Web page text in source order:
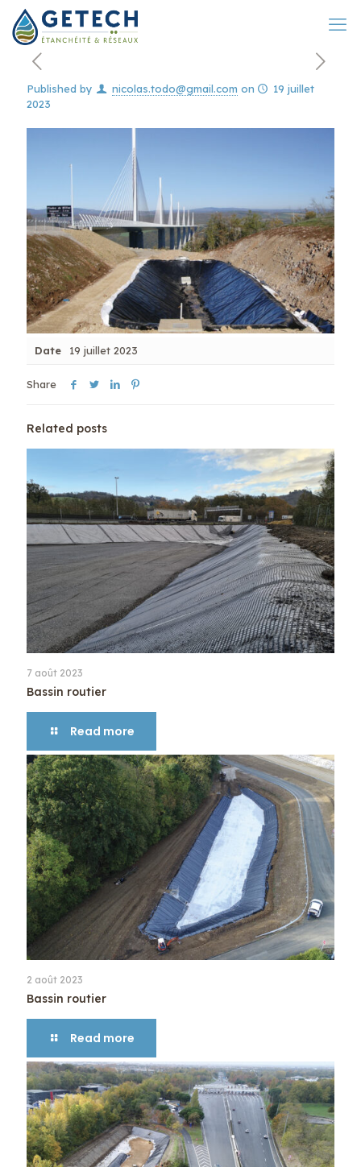
Published by nicolas.todo@gmail.com on
19 juillet
2023
Date 19 juillet 2023
Share
Related posts
7 août 2023
Bassin routier
Read more
2 août 2023
Bassin routier
Read more